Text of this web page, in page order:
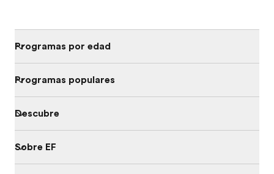
Programas por edad
Programas populares
Descubre
Sobre EF